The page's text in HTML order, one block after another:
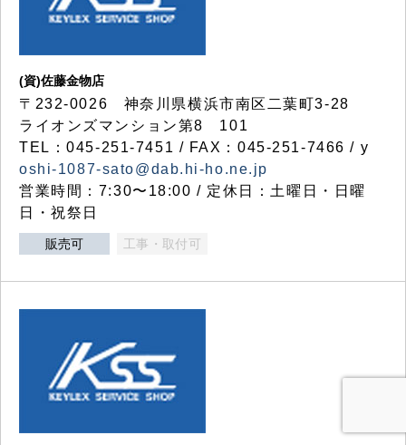
(資)佐藤金物店
〒232-0026 神奈川県横浜市南区二葉町3-28
ライオンズマンション第8 101
TEL：045-251-7451 / FAX：045-251-7466 / y
oshi-1087-sato@dab.hi-ho.ne.jp
営業時間：7:30〜18:00 / 定休日：土曜日・日曜
日・祝祭日
販売可 工事・取付可